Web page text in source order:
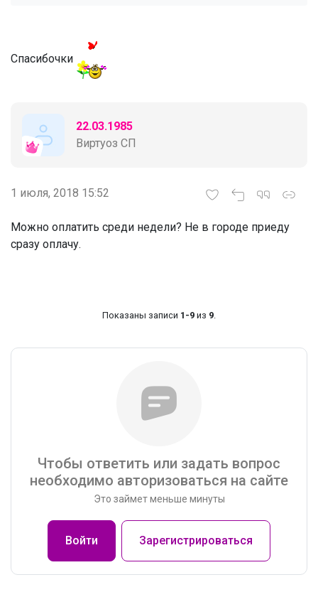
Спасибочки
22.03.1985
Виртуоз СП
1 июля, 2018 15:52
Можно оплатить среди недели? Не в городе приеду
сразу оплачу.
Показаны записи 1-9 из 9.
Чтобы ответить или задать вопрос
необходимо авторизоваться на сайте
Это займет меньше минуты
Войти Зарегистрироваться